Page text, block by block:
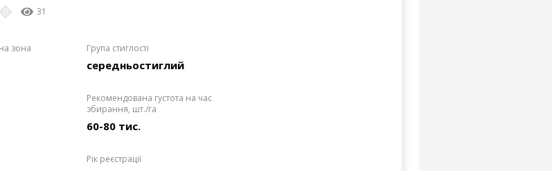
31
зона Група стиглості
середньостиглий
Рекомендована густота на час
збирання, шт./га
60-80 тис.
Рік реєстрації